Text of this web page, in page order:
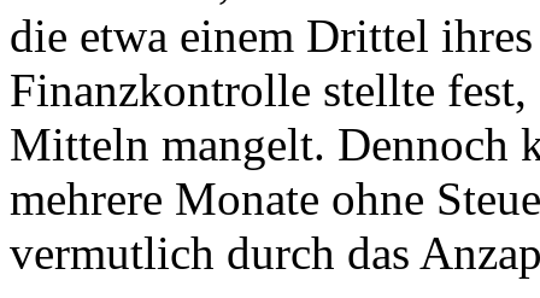
die etwa einem Drittel
Finanzkontrolle stellte
Mitteln mangelt. Dennoch
mehrere Monate ohne
vermutlich durch das